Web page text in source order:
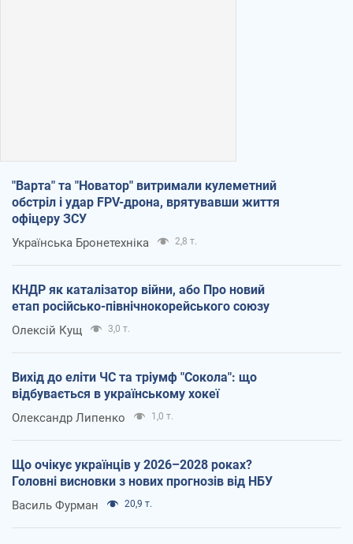
"Варта" та "Новатор" витримали кулеметний
обстріл і удар FPV-дрона, врятувавши життя
офіцеру ЗСУ
Українська Бронетехніка 2,8 т.
КНДР як каталізатор війни, або Про новий
етап російсько-північнокорейського союзу
Олексій Кущ 3,0 т.
Вихід до еліти ЧС та тріумф "Сокола": що
відбувається в українському хокеї
Олександр Липенко 1,0 т.
Що очікує українців у 2026–2028 роках?
Головні висновки з нових прогнозів від НБУ
Василь Фурман 20,9 т.